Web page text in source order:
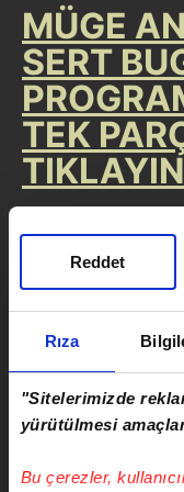
Rıza
"Sitelerimizde
yürütülmesi
Bu çerezler,
Reddet
MÜGE
SERT
TEK